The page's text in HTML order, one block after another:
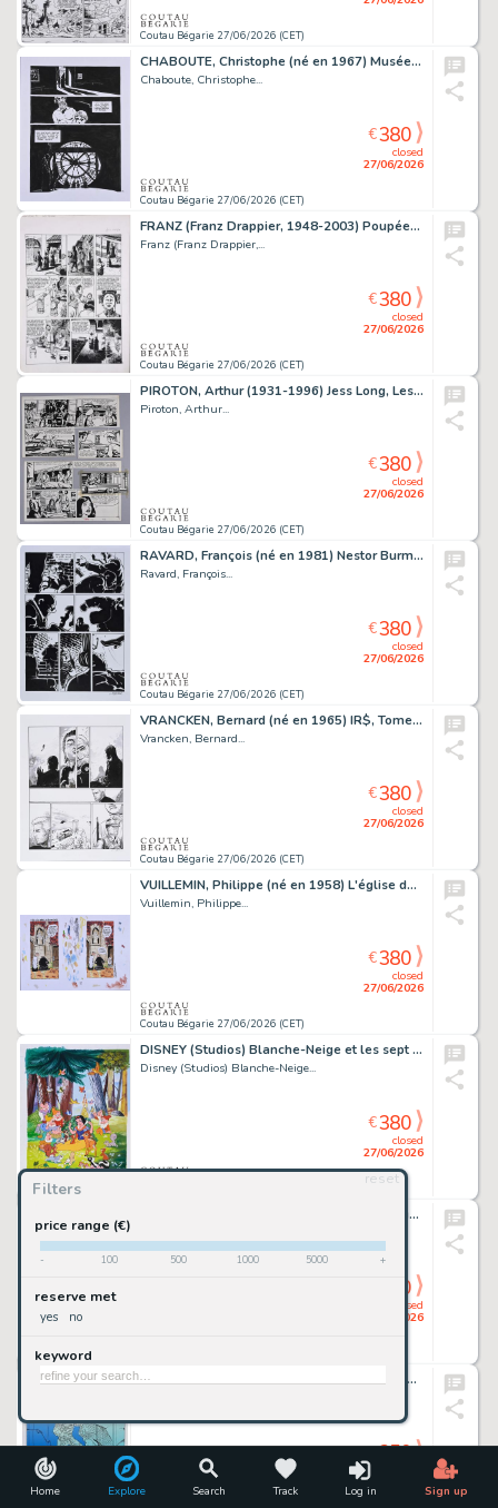
Home Explore Search Track Log in Sign up
Filters
reset
price range (€)
- 100 500 1000 5000 +
reserve met
yes no
keyword
Coutau Bégarie 27/06/2026 (CET)
CHABOUTE, Christophe (né en 1967) Musée, planche 102....
Chaboute, Christophe...
Coutau Bégarie 27/06/2026 (CET)
closed
27/06/2026
€380
FRANZ (Franz Drappier, 1948-2003) Poupées d’ivoire...
Franz (Franz Drappier,...
Coutau Bégarie 27/06/2026 (CET)
closed
27/06/2026
€380
PIROTON, Arthur (1931-1996) Jess Long, Les nouveaux...
Piroton, Arthur...
Coutau Bégarie 27/06/2026 (CET)
closed
27/06/2026
€380
RAVARD, François (né en 1981) Nestor Burma, Tome 13,...
Ravard, François...
Coutau Bégarie 27/06/2026 (CET)
closed
27/06/2026
€380
VRANCKEN, Bernard (né en 1965) IR$, Tome 14, Les survivants...
Vrancken, Bernard...
Coutau Bégarie 27/06/2026 (CET)
closed
27/06/2026
€380
VUILLEMIN, Philippe (né en 1958) L'église dans la tourmente,...
Vuillemin, Philippe...
Coutau Bégarie 27/06/2026 (CET)
closed
27/06/2026
€380
DISNEY (Studios) Blanche-Neige et les sept nains. Gouache...
Disney (Studios) Blanche-Neige...
closed
27/06/2026
€380
MINUS, WALTER (né en 1958) Le selfie. Gouache sur...
closed
27/06/2026
380
MOEBIUS. Le désir. Sérigraphie n/150 et signée. Cette...
27/06/2026
€350